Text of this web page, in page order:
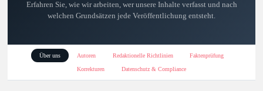
Erfahren Sie, wie wir arbeiten, wer unsere Inhalte verfasst und nach
welchen Grundsätzen jede Veröffentlichung entsteht.
Über uns Autoren Redaktionelle Richtlinien Faktenprüfung
Korrekturen Datenschutz & Compliance